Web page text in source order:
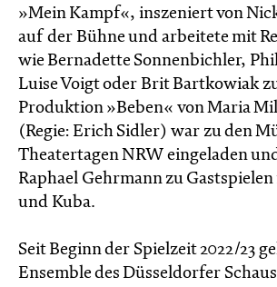
»Mein Kampf«, inszeniert von
auf der Bühne und arbeitete mit
wie Bernadette Sonnenbichler,
Luise Voigt oder Brit Bartkowiak
Produktion »Beben« von Maria
(Regie: Erich Sidler) war zu den
Theatertagen NRW eingeladen
Raphael Gehrmann zu
und Kuba.
Seit Beginn der Spielzeit 2022/23
Ensemble des Düsseldorfer